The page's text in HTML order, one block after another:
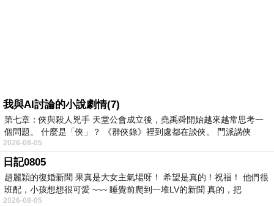
我與AI討論的小說劇情(7)
第七章：俠與殺人兇手 天堂公會成立後，堯禹舜開始越來越常思考一
個問題。 什麼是「俠」？ 《群俠錄》裡到處都在談俠。 門派講俠
2026-08-05
日記0805
趙麗穎的復婚新聞 果真是大女主氣場呀！ 希望是真的！祝福！ 他們很
班配，小孩想想很可愛 ~~~ 睡覺前爬到一堆LV的新聞 真的，把
2026-08-05